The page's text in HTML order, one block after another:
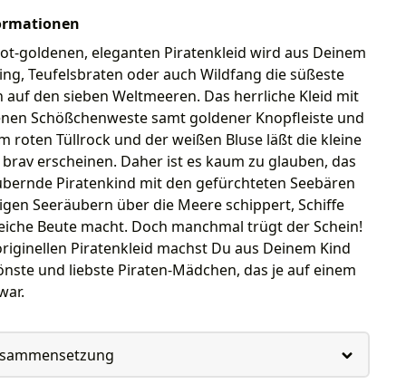
goldenen, eleganten Piratenkleid wird aus Deinem
Teufelsbraten oder auch Wildfang die süßeste
auf den sieben Weltmeeren. Das herrliche Kleid mit
Schößchenweste samt goldener Knopfleiste und
roten Tüllrock und der weißen Bluse läßt die kleine
erscheinen. Daher ist es kaum zu glauben, das
Piratenkind mit den gefürchteten Seebären
Seeräubern über die Meere schippert, Schiffe
Beute macht. Doch manchmal trügt der Schein!
Piratenkleid machst Du aus Deinem Kind
und liebste Piraten-Mädchen, das je auf einem